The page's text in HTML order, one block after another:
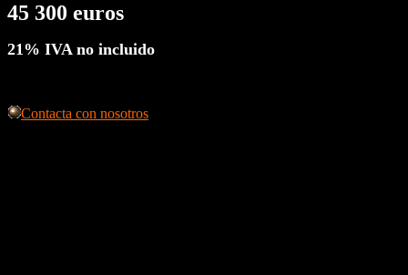
45 300 euros
21% IVA no incluido
Contacta con nosotros